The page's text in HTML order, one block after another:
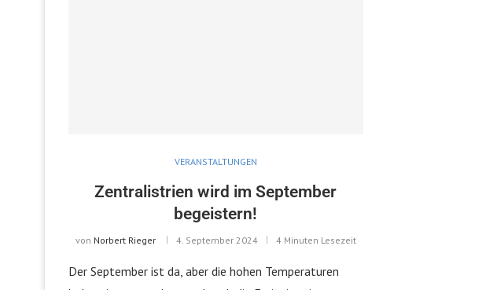
VERANSTALTUNGEN
Zentralistrien wird im September
begeistern!
von Norbert Rieger 4. September 2024 4 Minuten Lesezeit
Der September ist da, aber die hohen Temperaturen